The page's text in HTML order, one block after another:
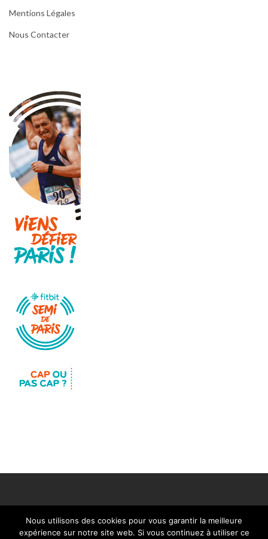
Mentions Légales
Nous Contacter
Nous utilisons des cookies pour vous garantir la meilleure
expérience sur notre site web. Si vous continuez à utiliser ce